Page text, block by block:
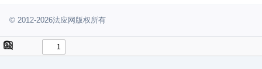
© 2012-2026法应网版权所有
Find